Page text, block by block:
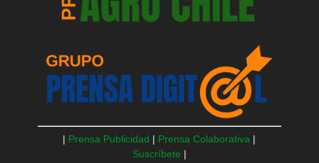
| Prensa Publicidad | Prensa Colaborativa |
Suscríbete |